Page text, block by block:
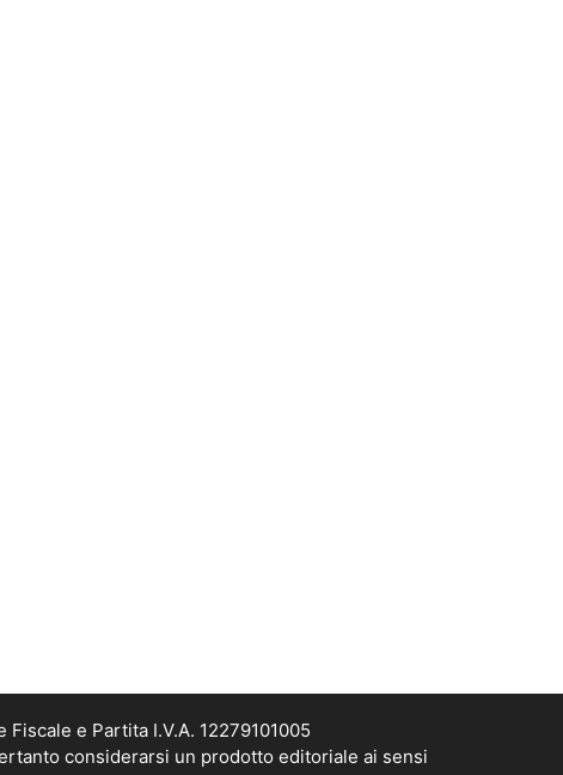
e Partita I.V.A. 12279101005
considerarsi un prodotto editoriale ai sensi